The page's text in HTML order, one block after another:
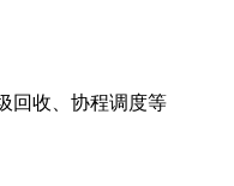
回收、协程调度等